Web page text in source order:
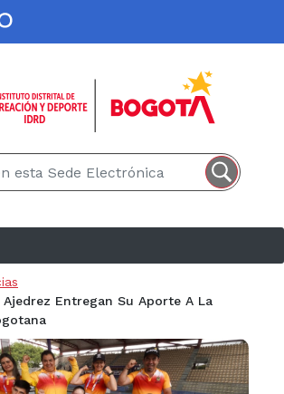
principal
Ajedrez Entregan Su Aporte A La